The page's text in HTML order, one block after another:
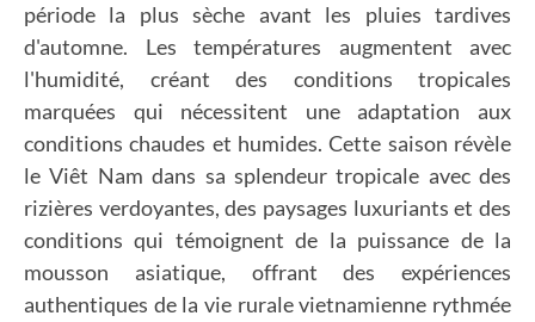
période la plus sèche avant les pluies tardives
d'automne. Les températures augmentent avec
l'humidité, créant des conditions tropicales
marquées qui nécessitent une adaptation aux
conditions chaudes et humides. Cette saison révèle
le Viêt Nam dans sa splendeur tropicale avec des
rizières verdoyantes, des paysages luxuriants et des
conditions qui témoignent de la puissance de la
mousson asiatique, offrant des expériences
authentiques de la vie rurale vietnamienne rythmée